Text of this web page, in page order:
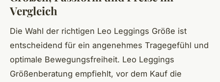
Vergleich
Die Wahl der richtigen Leo Leggings Größe ist
entscheidend für ein angenehmes Tragegefühl und
optimale Bewegungsfreiheit. Leo Leggings
Größenberatung empfiehlt, vor dem Kauf die